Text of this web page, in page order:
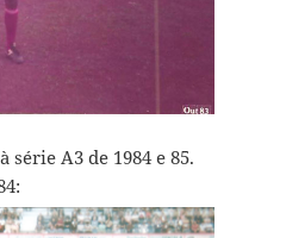
A3 de 1984 e 85.